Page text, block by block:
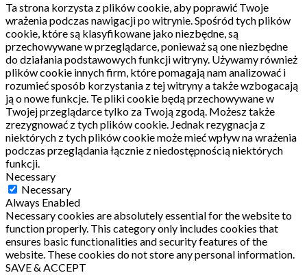
Ta strona korzysta z plików cookie, aby poprawić Twoje
wrażenia podczas nawigacji po witrynie.Spośród tych plików
cookie, które są klasyfikowane jako niezbędne, są
przechowywane w przeglądarce, ponieważ są one niezbędne
do działania podstawowych funkcji witryny. Używamy również
plików cookie innych firm, które pomagają nam analizować i
rozumieć sposób korzystania z tej witryny a także wzbogacają
ją o nowe funkcje. Te pliki cookie będą przechowywane w
Twojej przeglądarce tylko za Twoją zgodą. Możesz także
zrezygnować z tych plików cookie. Jednak rezygnacja z
niektórych z tych plików cookie może mieć wpływ na wrażenia
podczas przeglądania łącznie z niedostępnością niektórych
funkcji.
Necessary
Necessary
Always Enabled
Necessary cookies are absolutely essential for the website to
function properly. This category only includes cookies that
ensures basic functionalities and security features of the
website. These cookies do not store any personal information.
SAVE & ACCEPT